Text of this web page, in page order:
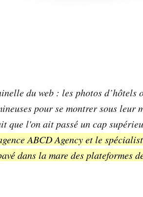
du web : les photos d’hôtels
pour se montrer sous
que l'on ait passé un cap
ABCD Agency et le
dans la mare des plateformes